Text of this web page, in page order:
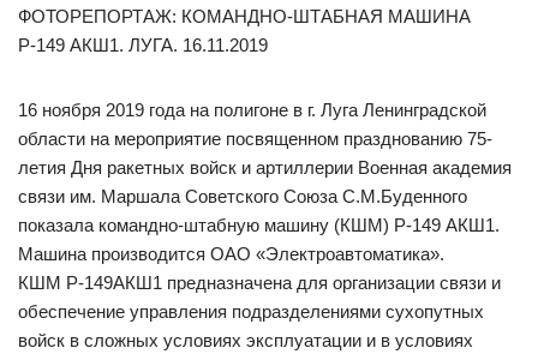
ФОТОРЕПОРТАЖ: КОМАНДНО-ШТАБНАЯ МАШИНА
Р-149 АКШ1. ЛУГА. 16.11.2019
16 ноября 2019 года на полигоне в г. Луга Ленинградской
области на мероприятие посвященном празднованию 75-
летия Дня ракетных войск и артиллерии Военная академия
связи им. Маршала Советского Союза С.М.Буденного
показала командно-штабную машину (КШМ) Р-149 АКШ1.
Машина производится ОАО «Электроавтоматика».
КШМ Р-149АКШ1 предназначена для организации связи и
обеспечение управления подразделениями сухопутных
войск в сложных условиях эксплуатации и в условиях